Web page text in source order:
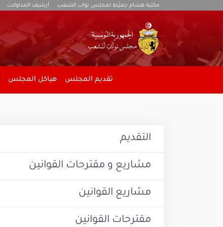
مكتبة هشام جعيّط لمجلس نواب الشعب أرشيف المداولات
تقديم المجلس هياكل المجلس
التقديم
مشاريع و مقترحات القوانين
مشاريع القوانين
مقترحات القوانين